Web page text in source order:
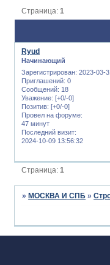
Страница:1
Ryud
Начинающий
Зарегистрирован: 2023-03-
Приглашений: 0
Сообщений: 18
Уважение: [+0/-0]
Позитив: [+0/-0]
Провел на форуме:
47 минут
Последний визит:
2024-10-09 13:56:32
Страница:1
» МОСКВА И СПБ »